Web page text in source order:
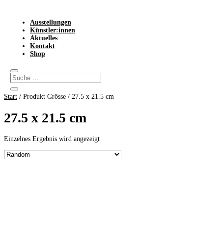
Ausstellungen
Künstler:innen
Aktuelles
Kontakt
Shop
Start / Produkt Grösse / 27.5 x 21.5 cm
27.5 x 21.5 cm
Einzelnes Ergebnis wird angezeigt